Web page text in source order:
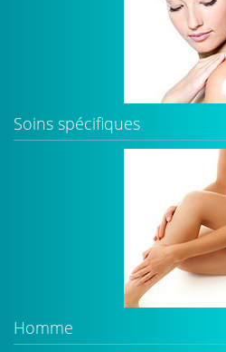
Soins spécifiques
Homme